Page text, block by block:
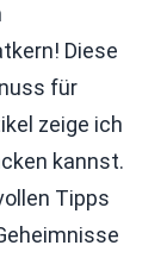
Diese
für
zeige ich
kannst.
Tipps